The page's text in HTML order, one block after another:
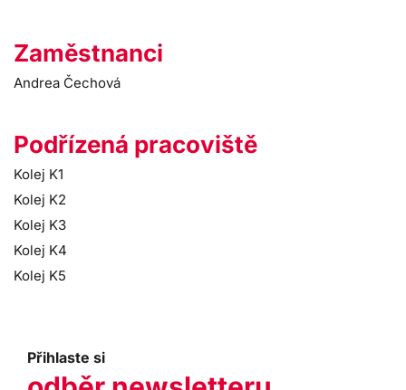
Zaměstnanci
Andrea Čechová
Podřízená pracoviště
Kolej K1
Kolej K2
Kolej K3
Kolej K4
Kolej K5
Přihlaste si